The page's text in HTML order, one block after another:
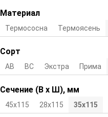
Материал
Термососна Термоясень
Сорт
АВ ВС Экстра Прима
Сечение (В х Ш), мм
45х115 28х115 35х115